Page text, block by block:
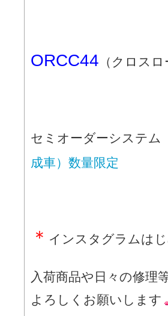
ORCC44 （クロス
セミオーダーシステ
成車）数量限定
＊ インスタグラムは
入荷商品や日々の修理
よろしくお願いします